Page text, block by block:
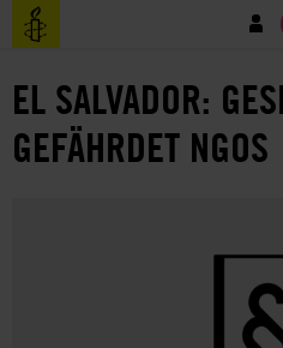
Direkt
zum
Benutzermenü
EL SALVADOR:
GEFÄHRDET NGOS